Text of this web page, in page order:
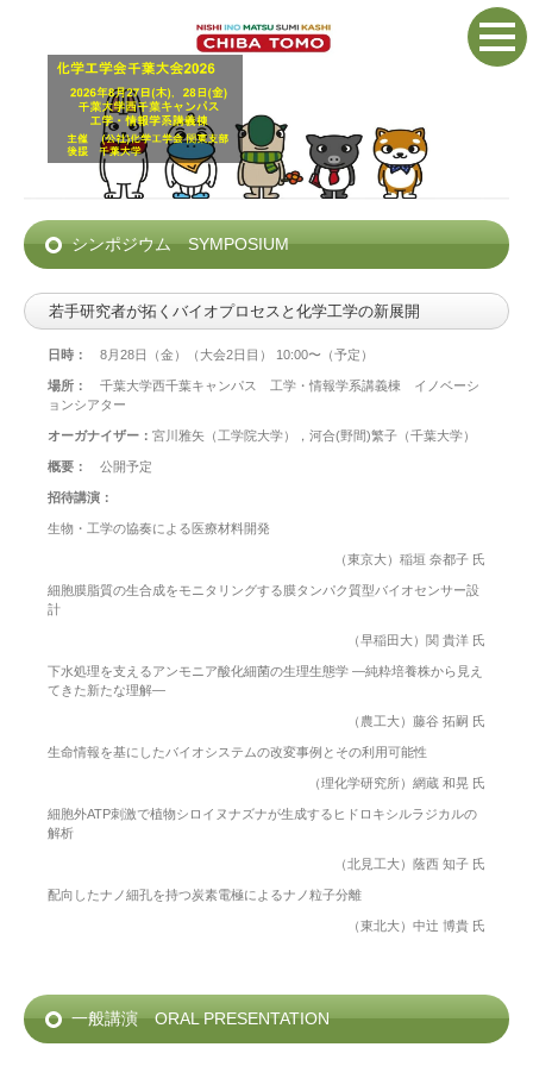
シンポジウム SYMPOSIUM
若手研究者が拓くバイオプロセスと化学工学の新展開
日時： 8月28日（金）（大会2日目） 10:00〜（予定）
場所：
千葉大学西千葉キャンパス 工学・情報学系講義棟 イノベーシ
ョンシアター
オーガナイザー： 宮川雅矢（工学院大学），河合(野間)繁子（千葉大学）
概要： 公開予定
招待講演：
生物・工学の協奏による医療材料開発
（東京大）稲垣 奈都子 氏
細胞膜脂質の生合成をモニタリングする膜タンパク質型バイオセンサー設
計
（早稲田大）関 貴洋 氏
下水処理を支えるアンモニア酸化細菌の生理生態学 ―純粋培養株から見え
てきた新たな理解―
（農工大）藤谷 拓嗣 氏
生命情報を基にしたバイオシステムの改変事例とその利用可能性
（理化学研究所）網蔵 和晃 氏
細胞外ATP刺激で植物シロイヌナズナが生成するヒドロキシルラジカルの
解析
（北見工大）蔭西 知子 氏
配向したナノ細孔を持つ炭素電極によるナノ粒子分離
（東北大）中辻 博貴 氏
一般講演 ORAL PRESENTATION